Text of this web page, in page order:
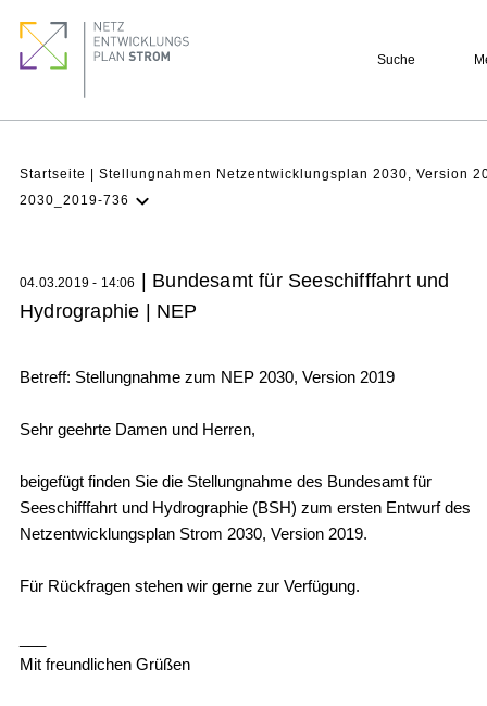
zum
Inhalt
Suche
Pfadnavigation
Startseite
Stellungnahmen Netzentwicklungsplan 2030, Version
2030_2019-736
Projekte
Archiv
04.03.2019 - 14:06 | Bundesamt für Seeschifffahrt und
Hydrographie | NEP
Betreff: Stellungnahme zum NEP 2030, Version 2019
Sehr geehrte Damen und Herren,
beigefügt finden Sie die Stellungnahme des Bundesamt für
Seeschifffahrt und Hydrographie (BSH) zum ersten Entwurf des
Netzentwicklungsplan Strom 2030, Version 2019.
Für Rückfragen stehen wir gerne zur Verfügung.
Mit freundlichen Grüßen
quick
links